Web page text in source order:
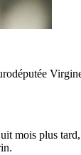
mois plus tard,